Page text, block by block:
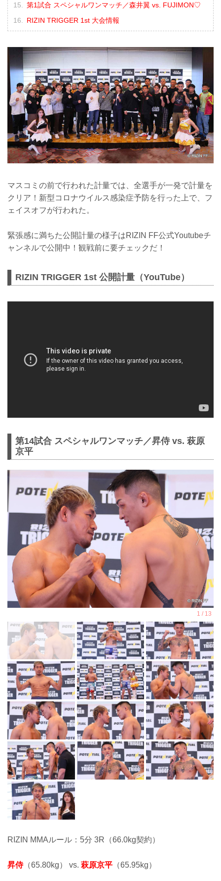
第1試合 スペシャルワンマッチ／森井翼 vs. FUJIMON♡
RIZIN TRIGGER 1st 大会情報
マスコミの前で行われた計量では、全選手が一発で計量を
クリア！新型コロナウイルス感染症予防を行った上で、フ
ェイスオフが行われた。
緊張感に満ちた公開計量の様子はRIZIN FF公式Youtubeチ
ャンネルで公開中！観戦前に要チェックだ！
RIZIN TRIGGER 1st 公開計量（YouTube）
第14試合 スペシャルワンマッチ／昇侍 vs. 萩原
京平
RIZIN MMAルール：5分 3R（66.0kg契約）
昇侍（65.80kg） vs. 萩原京平 （65.95kg）